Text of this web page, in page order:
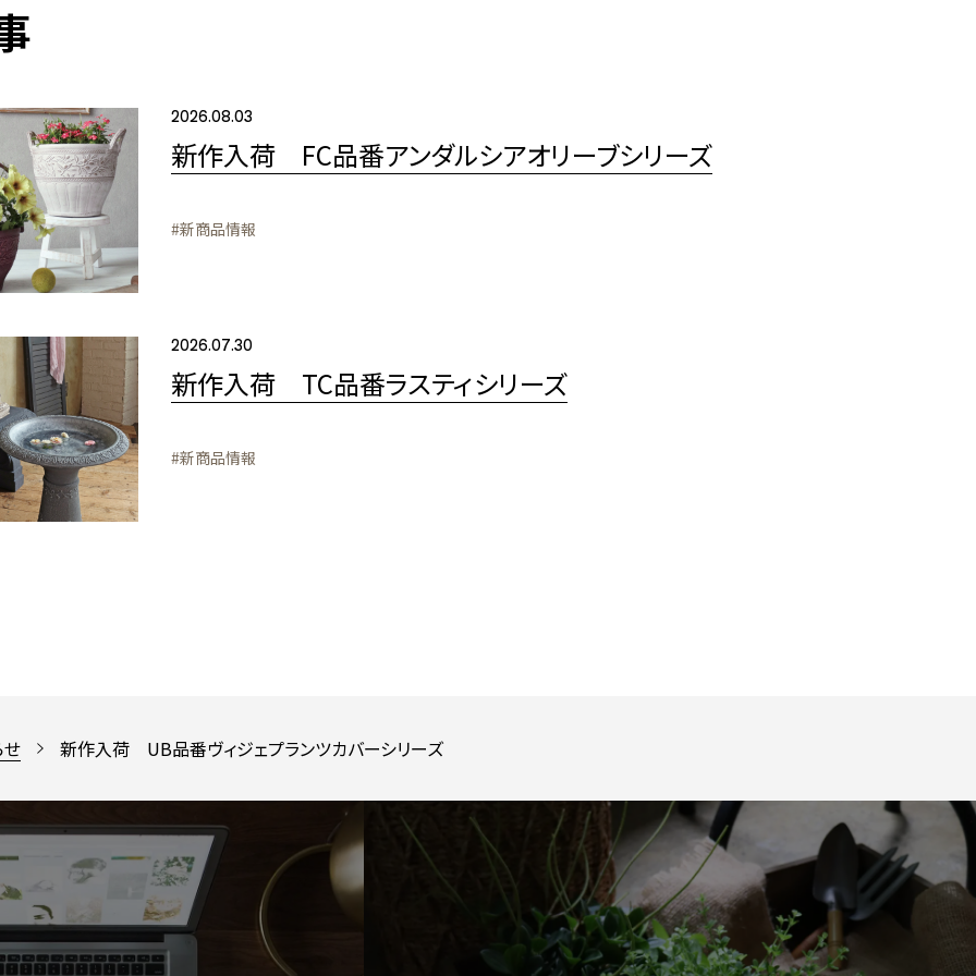
2026.08.03
新作入荷 FC品番アンダルシアオリーブシリーズ
#新商品情報
2026.07.30
新作入荷 TC品番ラスティシリーズ
#新商品情報
新作入荷 UB品番ヴィジェプランツカバーシリーズ